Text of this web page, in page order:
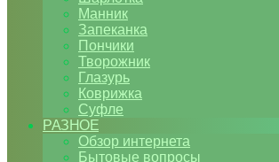
Манник
Запеканка
Пончики
Творожник
Глазурь
Коврижка
Суфле
РАЗНОЕ
Обзор интернета
Бытовые вопросы